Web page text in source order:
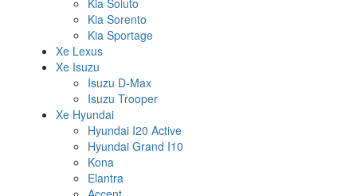
Kia Soluto
Kia Sorento
Kia Sportage
Xe Lexus
Xe Isuzu
Isuzu D-Max
Isuzu Trooper
Xe Hyundai
Hyundai I20 Active
Hyundai Grand I10
Kona
Elantra